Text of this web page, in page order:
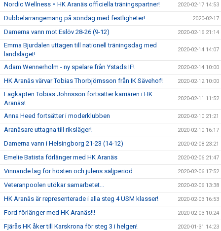
Nordic Wellness = HK Aranäs officiella träningspartner! 2020-02-17 14:53
Dubbelarrangemang på söndag med festligheter! 2020-02-17
Damerna vann mot Eslöv 28-26 (9-12) 2020-02-16 21:14
Emma Bjurdalen uttagen till nationell träningsdag med
landslaget!
2020-02-14 14:07
Adam Wennerholm - ny spelare från Ystads IF! 2020-02-14 10:00
HK Aranäs värvar Tobias Thorbjörnsson från IK Sävehof! 2020-02-12 10:00
Lagkapten Tobias Johnsson fortsätter karriären i HK
Aranäs!
2020-02-11 11:52
Anna Heed fortsätter i moderklubben 2020-02-10 21:21
Aranäsare uttagna till riksläger! 2020-02-10 16:17
Damerna vann i Helsingborg 21-23 (14-12) 2020-02-08 23:21
Emelie Batista förlänger med HK Aranäs 2020-02-06 21:47
Vinnande lag för hösten och julens säljperiod 2020-02-06 17:52
Veteranpoolen utökar samarbetet... 2020-02-06 13:38
HK Aranäs är representerade i alla steg 4 USM klasser! 2020-02-03 16:53
Ford förlänger med HK Aranäs!!! 2020-02-03 10:24
Fjärås HK åker till Karskrona för steg 3 i helgen! 2020-01-31 14:23